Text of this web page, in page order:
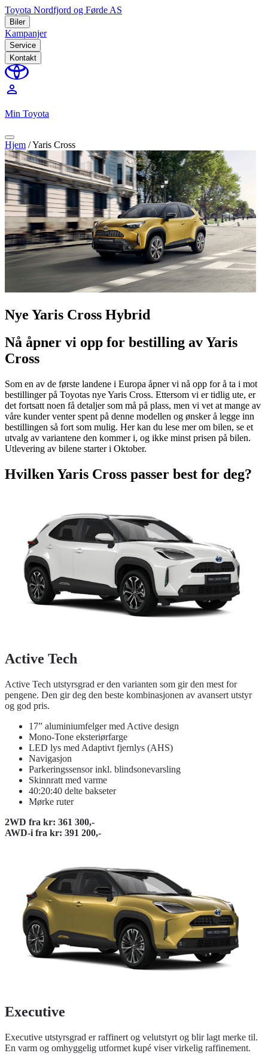
Toyota Nordfjord og Førde AS
Biler
Kampanjer
Service
Kontakt
perm_identity
Min Toyota
Hjem /Yaris Cross
Nye Yaris Cross Hybrid
Nå åpner vi opp for bestilling av Yaris
Cross
Som en av de første landene i Europa åpner vi nå opp for å ta i mot
bestillinger på Toyotas nye Yaris Cross. Ettersom vi er tidlig ute, er
det fortsatt noen få detaljer som må på plass, men vi vet at mange av
våre kunder venter spent på denne modellen og ønsker å legge inn
bestillingen så fort som mulig. Her kan du lese mer om bilen, se et
utvalg av variantene den kommer i, og ikke minst prisen på bilen.
Utlevering av bilene starter i Oktober.
Hvilken Yaris Cross passer best for deg?
Active Tech
Active Tech utstyrsgrad er den varianten som gir den mest for
pengene. Den gir deg den beste kombinasjonen av avansert utstyr
og god pris.
17” aluminiumfelger med Active design
Mono-Tone eksteriørfarge
LED lys med Adaptivt fjernlys (AHS)
Navigasjon
Parkeringssensor inkl. blindsonevarsling
Skinnratt med varme
40:20:40 delte bakseter
Mørke ruter
2WD fra kr: 361 300,-
AWD-i fra kr: 391 200,-
Executive
Executive utstyrsgrad er raffinert og velutstyrt og blir lagt merke til.
En varm og omhyggelig utformet kupé viser virkelig raffinement.